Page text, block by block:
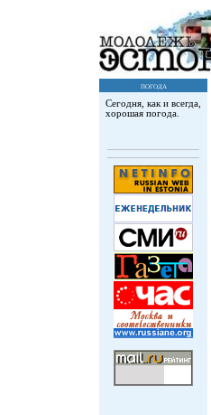
погода
Сегодня, как и всегда,
хорошая погода.